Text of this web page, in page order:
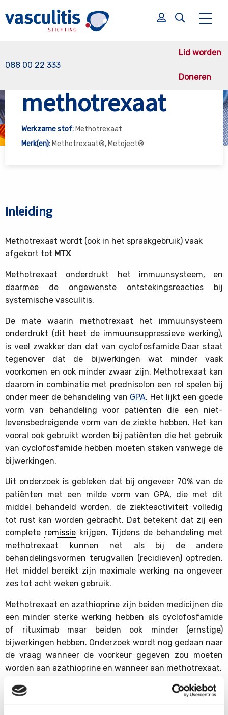
088 00 22 333
Lid worden
Doneren
Zoek
methotrexaat
Werkzame stof: Methotrexaat
Merk(en): Methotrexaat®, Metoject®
Inleiding
Methotrexaat wordt (ook in het spraakgebruik) vaak
afgekort tot MTX
Methotrexaat onderdrukt het immuunsysteem, en
daarmee de ongewenste ontstekingsreacties bij
systemische vasculitis.
De mate waarin methotrexaat het immuunsysteem
onderdrukt (dit heet de immuunsuppressieve werking),
is veel zwakker dan dat van cyclofosfamide Daar staat
tegenover dat de bijwerkingen wat minder vaak
voorkomen en ook minder zwaar zijn. Methotrexaat kan
daarom in combinatie met prednisolon een rol spelen bij
onder meer de behandeling van GPA. Het lijkt een goede
vorm van behandeling voor patiënten die een niet-
levensbedreigende vorm van de ziekte hebben. Het kan
vooral ook gebruikt worden bij patiënten die het gebruik
van cyclofosfamide hebben moeten staken vanwege de
bijwerkingen.
Uit onderzoek is gebleken dat bij ongeveer 70% van de
patiënten met een milde vorm van GPA, die met dit
middel behandeld worden, de ziekteactiviteit volledig
tot rust kan worden gebracht. Dat betekent dat zij een
complete remissiekrijgen. Tijdens de behandeling met
methotrexaat kunnen net als bij de andere
behandelingsvormen terugvallen (recidieven) optreden.
Het middel bereikt zijn maximale werking na ongeveer
zes tot acht weken gebruik.
Methotrexaat en azathioprine zijn beiden medicijnen die
een minder sterke werking hebben als cyclofosfamide
of rituximab maar beiden ook minder (ernstige)
bijwerkingen hebben. Onderzoek wordt nog gedaan naar
de vraag wanneer de voorkeur gegeven zou moeten
worden aan azathioprine en wanneer aan methotrexaat.
Voorlopig kan in zijn algemeenheid gesteld worden dat